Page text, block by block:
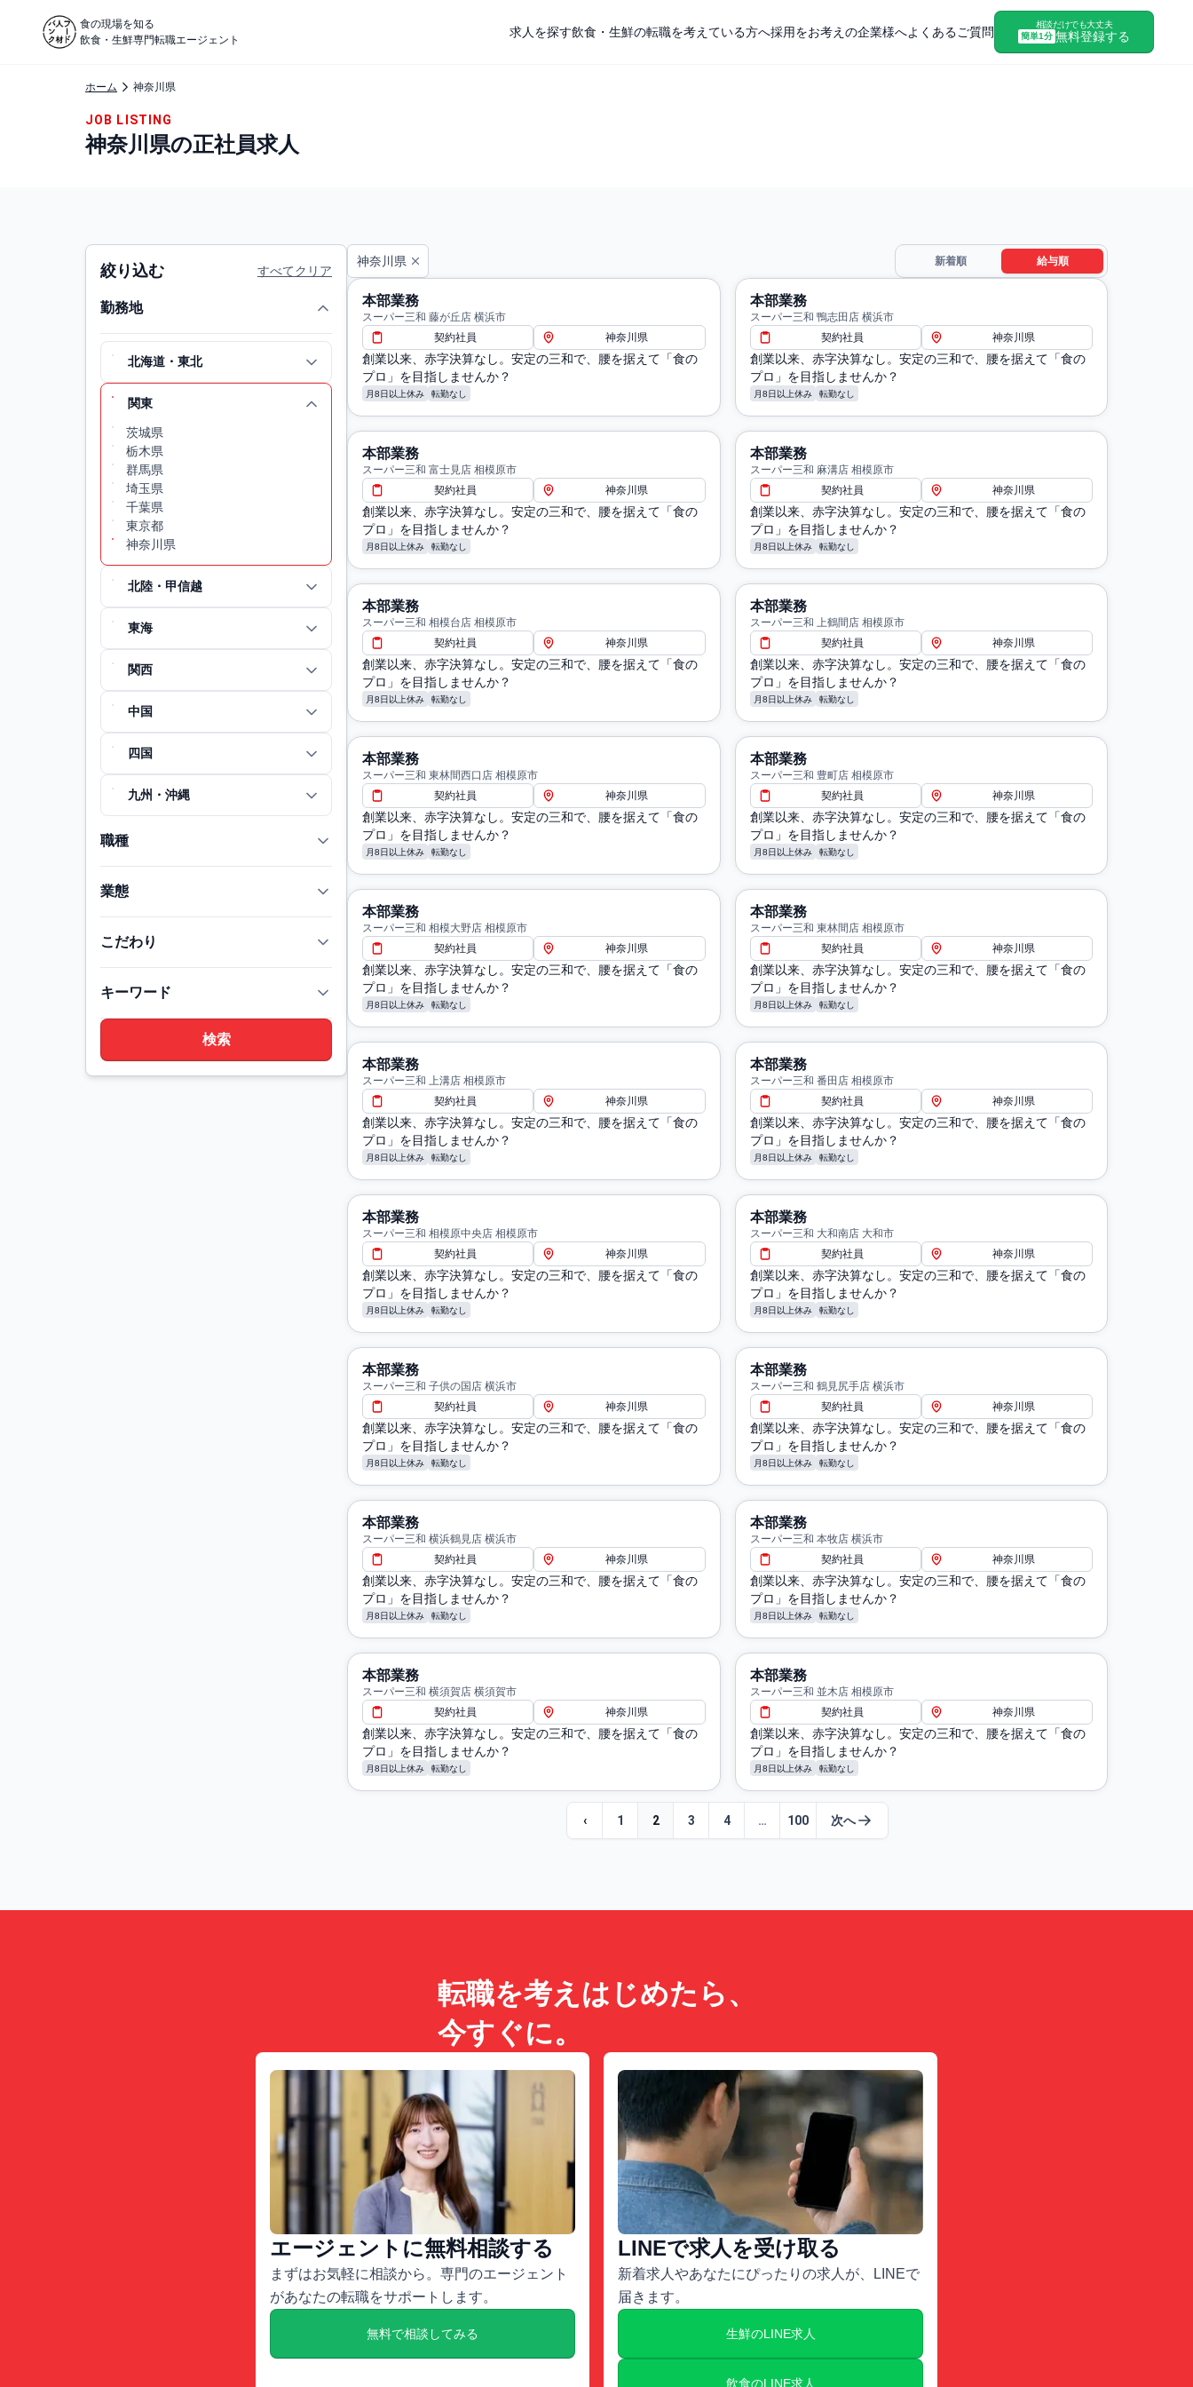
食の現場を知る
飲食・生鮮専門転職エージェント
求人を探す飲食・生鮮の転職を考えている方へ採用をお考えの企業様へよくあるご質問
相談だけでも大丈夫
簡単1分 無料登録する
ホーム 神奈川県
JOB LISTING
神奈川県の正社員求人
絞り込む すべてクリア
勤務地
北海道・東北
関東
茨城県
栃木県
群馬県
埼玉県
千葉県
東京都
神奈川県
北陸・甲信越
東海
関西
中国
四国
九州・沖縄
職種
業態
こだわり
キーワード
神奈川県 新着順 給与順
本部業務
スーパー三和 藤が丘店 横浜市
契約社員
神奈川県
創業以来、赤字決算なし。安定の三和で、腰を据えて「食の
プロ」を目指しませんか？
月8日以上休み 転勤なし
本部業務
スーパー三和 鴨志田店 横浜市
契約社員
神奈川県
創業以来、赤字決算なし。安定の三和で、腰を据えて「食の
プロ」を目指しませんか？
月8日以上休み 転勤なし
本部業務
スーパー三和 富士見店 相模原市
契約社員
神奈川県
創業以来、赤字決算なし。安定の三和で、腰を据えて「食の
プロ」を目指しませんか？
月8日以上休み 転勤なし
本部業務
スーパー三和 麻溝店 相模原市
契約社員
神奈川県
創業以来、赤字決算なし。安定の三和で、腰を据えて「食の
プロ」を目指しませんか？
月8日以上休み 転勤なし
本部業務
スーパー三和 相模台店 相模原市
契約社員
神奈川県
創業以来、赤字決算なし。安定の三和で、腰を据えて「食の
プロ」を目指しませんか？
月8日以上休み 転勤なし
本部業務
スーパー三和 上鶴間店 相模原市
契約社員
神奈川県
創業以来、赤字決算なし。安定の三和で、腰を据えて「食の
プロ」を目指しませんか？
月8日以上休み 転勤なし
本部業務
スーパー三和 東林間西口店 相模原市
契約社員
神奈川県
創業以来、赤字決算なし。安定の三和で、腰を据えて「食の
プロ」を目指しませんか？
月8日以上休み 転勤なし
本部業務
スーパー三和 豊町店 相模原市
契約社員
神奈川県
創業以来、赤字決算なし。安定の三和で、腰を据えて「食の
プロ」を目指しませんか？
月8日以上休み 転勤なし
本部業務
スーパー三和 相模大野店 相模原市
契約社員
神奈川県
創業以来、赤字決算なし。安定の三和で、腰を据えて「食の
プロ」を目指しませんか？
月8日以上休み 転勤なし
本部業務
スーパー三和 東林間店 相模原市
契約社員
神奈川県
創業以来、赤字決算なし。安定の三和で、腰を据えて「食の
プロ」を目指しませんか？
月8日以上休み 転勤なし
本部業務
スーパー三和 上溝店 相模原市
契約社員
神奈川県
創業以来、赤字決算なし。安定の三和で、腰を据えて「食の
プロ」を目指しませんか？
月8日以上休み 転勤なし
本部業務
スーパー三和 番田店 相模原市
契約社員
神奈川県
創業以来、赤字決算なし。安定の三和で、腰を据えて「食の
プロ」を目指しませんか？
月8日以上休み 転勤なし
本部業務
スーパー三和 相模原中央店 相模原市
契約社員
神奈川県
創業以来、赤字決算なし。安定の三和で、腰を据えて「食の
プロ」を目指しませんか？
月8日以上休み 転勤なし
本部業務
スーパー三和 大和南店 大和市
契約社員
神奈川県
創業以来、赤字決算なし。安定の三和で、腰を据えて「食の
プロ」を目指しませんか？
月8日以上休み 転勤なし
本部業務
スーパー三和 子供の国店 横浜市
契約社員
神奈川県
創業以来、赤字決算なし。安定の三和で、腰を据えて「食の
プロ」を目指しませんか？
月8日以上休み 転勤なし
本部業務
スーパー三和 鶴見尻手店 横浜市
契約社員
神奈川県
創業以来、赤字決算なし。安定の三和で、腰を据えて「食の
プロ」を目指しませんか？
月8日以上休み 転勤なし
本部業務
スーパー三和 横浜鶴見店 横浜市
契約社員
神奈川県
創業以来、赤字決算なし。安定の三和で、腰を据えて「食の
プロ」を目指しませんか？
月8日以上休み 転勤なし
本部業務
スーパー三和 本牧店 横浜市
契約社員
神奈川県
創業以来、赤字決算なし。安定の三和で、腰を据えて「食の
プロ」を目指しませんか？
月8日以上休み 転勤なし
本部業務
スーパー三和 横須賀店 横須賀市
契約社員
神奈川県
創業以来、赤字決算なし。安定の三和で、腰を据えて「食の
プロ」を目指しませんか？
月8日以上休み 転勤なし
本部業務
スーパー三和 並木店 相模原市
契約社員
神奈川県
創業以来、赤字決算なし。安定の三和で、腰を据えて「食の
プロ」を目指しませんか？
月8日以上休み 転勤なし
‹ 1 2 3 4 … 100 次へ
転職を考えはじめたら、
今すぐに。
エージェントに無料相談する
まずはお気軽に相談から。専門のエージェント
があなたの転職をサポートします。
無料で相談してみる
LINEで求人を受け取る
新着求人やあなたにぴったりの求人が、LINEで
届きます。
生鮮のLINE求人
飲食のLINE求人